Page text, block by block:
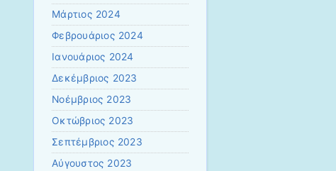
Μάρτιος 2024
Φεβρουάριος 2024
Ιανουάριος 2024
Δεκέμβριος 2023
Νοέμβριος 2023
Οκτώβριος 2023
Σεπτέμβριος 2023
Αύγουστος 2023